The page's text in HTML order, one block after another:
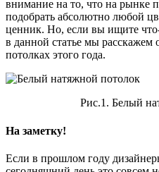
внимание на то, что на рынке
подобрать абсолютно любой
ценник. Но, если вы ищите
в данной статье мы
потолках этого года.
Рис.1. Белый
На заметку!
Если в прошлом году